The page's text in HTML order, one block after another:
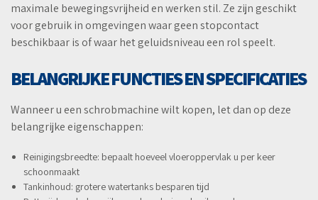
maximale bewegingsvrijheid en werken stil. Ze zijn geschikt
voor gebruik in omgevingen waar geen stopcontact
beschikbaar is of waar het geluidsniveau een rol speelt.
BELANGRIJKE FUNCTIES EN SPECIFICATIES
Wanneer u een schrobmachine wilt kopen, let dan op deze
belangrijke eigenschappen:
Reinigingsbreedte: bepaalt hoeveel vloeroppervlak u per keer
schoonmaakt
Tankinhoud: grotere watertanks besparen tijd